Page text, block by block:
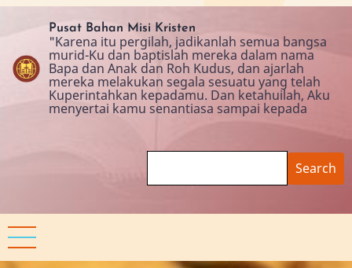
Skip
content
Pusat Bahan Misi Kristen
"Karena itu pergilah, jadikanlah semua bangsa
murid-Ku dan baptislah mereka dalam nama
Bapa dan Anak dan Roh Kudus, dan ajarlah
mereka melakukan segala sesuatu yang telah
Kuperintahkan kepadamu. Dan ketahuilah, Aku
menyertai kamu senantiasa sampai kepada